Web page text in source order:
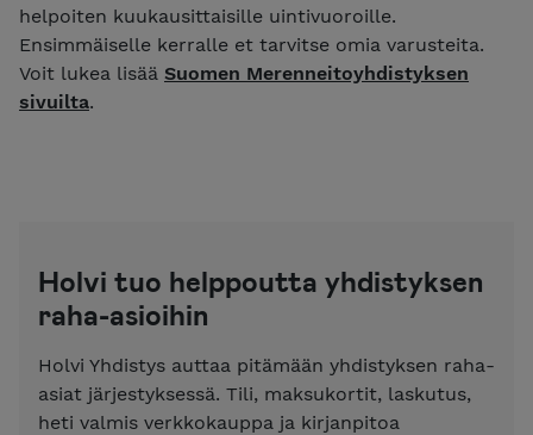
helpoiten kuukausittaisille uintivuoroille.
Ensimmäiselle kerralle et tarvitse omia varusteita.
Voit lukea lisää Suomen Merenneitoyhdistyksen
sivuilta.
Holvi tuo helppoutta yhdistyksen
raha-asioihin
Holvi Yhdistys auttaa pitämään yhdistyksen raha-
asiat järjestyksessä. Tili, maksukortit, laskutus,
heti valmis verkkokauppa ja kirjanpitoa